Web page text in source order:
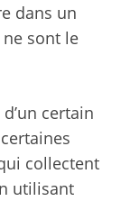
dans un
sont le
certain
collectent
utilisant